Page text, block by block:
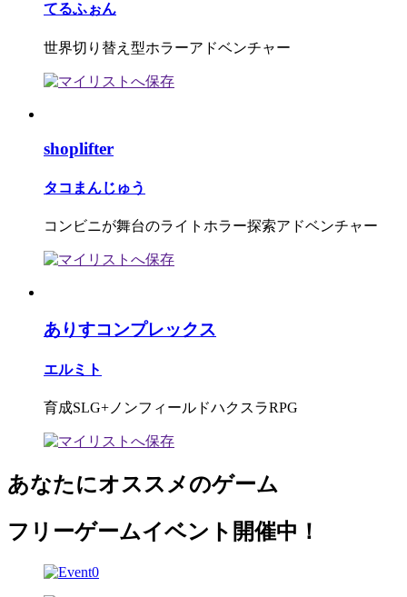
てるふぉん
世界切り替え型ホラーアドベンチャー
shoplifter
タコまんじゅう
コンビニが舞台のライトホラー探索アドベンチャー
ありすコンプレックス
エルミト
育成SLG+ノンフィールドハクスラRPG
あなたにオススメのゲーム
フリーゲームイベント開催中！